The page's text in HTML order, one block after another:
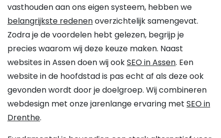
vasthouden aan ons eigen systeem, hebben we
belangrijkste redenenoverzichtelijk samengevat.
Zodra je de voordelen hebt gelezen, begrijp je
precies waarom wij deze keuze maken. Naast
websites in Assen doen wij ookSEO in Assen. Een
website in de hoofdstad is pas echt af als deze ook
gevonden wordt door je doelgroep. Wij combineren
webdesign met onze jarenlange ervaring met SEO in
Drenthe.